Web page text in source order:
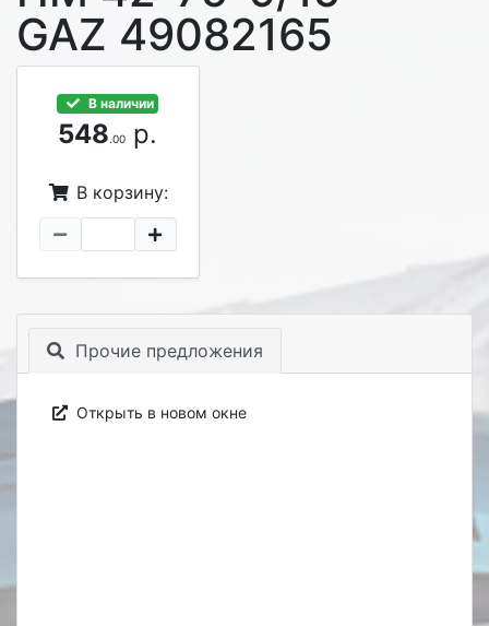
GAZ 49082165
В наличии
548.00 р.
В корзину:
Прочие предложения
Открыть в новом окне